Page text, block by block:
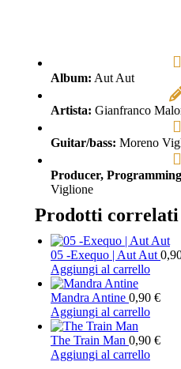
Album: Aut Aut
Artista: Gianfranco
Guitar/bass: Moreno
Producer,
Viglione
Prodotti correlati
05 -Exequo | Aut Aut
Aggiungi al carrello
Mandra Antine 0,90 €
Aggiungi al carrello
The Train Man 0,90 €
Aggiungi al carrello